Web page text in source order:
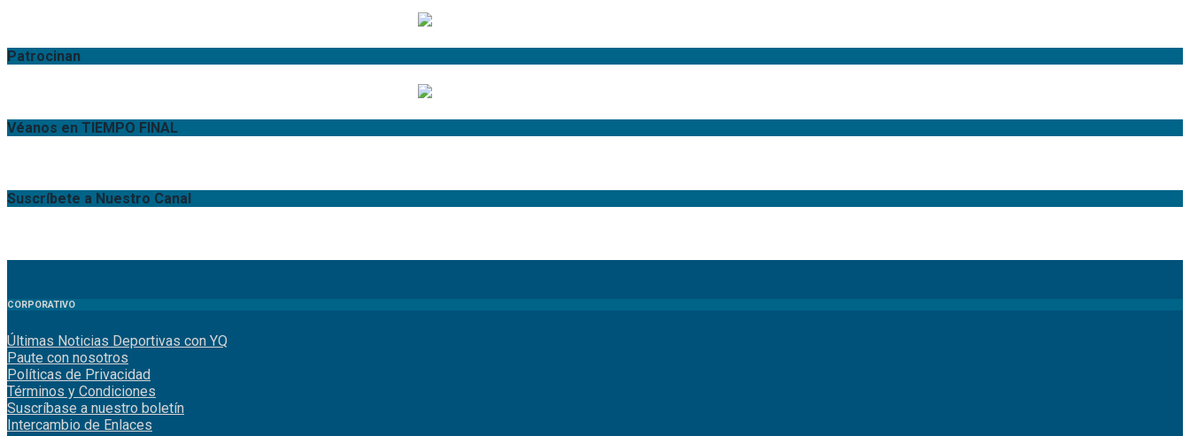
Patrocinan
Véanos en TIEMPO FINAL
Suscríbete a Nuestro Canal
CORPORATIVO
Últimas Noticias Deportivas con YQ
Paute con nosotros
Políticas de Privacidad
Términos y Condiciones
Suscríbase a nuestro boletín
Intercambio de Enlaces